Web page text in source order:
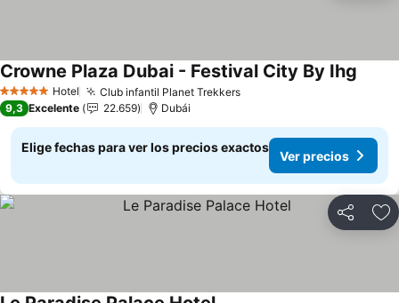
5 Estrellas Hotel Club infantil Planet Trekkers
Crowne Plaza Dubai - Festival City By Ihg
9,3 Excelente 22.659 Dubái
Elige fechas para ver los precios exactos
Ver precios
Compartir